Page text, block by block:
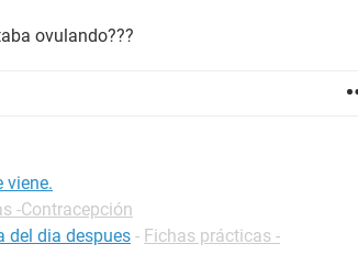
ovulando???
viene.
-Contracepción
del dia despues - Fichas prácticas -